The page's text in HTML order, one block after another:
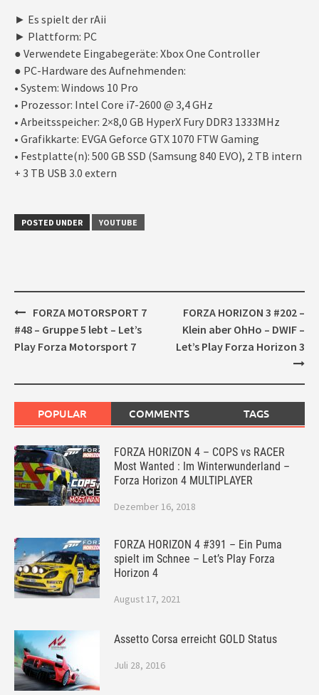
► Es spielt der rAii
► Plattform: PC
● Verwendete Eingabegeräte: Xbox One Controller
● PC-Hardware des Aufnehmenden:
• System: Windows 10 Pro
• Prozessor: Intel Core i7-2600 @ 3,4 GHz
• Arbeitsspeicher: 2×8,0 GB HyperX Fury DDR3 1333MHz
• Grafikkarte: EVGA Geforce GTX 1070 FTW Gaming
• Festplatte(n): 500 GB SSD (Samsung 840 EVO), 2 TB intern
+ 3 TB USB 3.0 extern
POSTED UNDER YOUTUBE
Post
navigation
FORZA MOTORSPORT 7
#48 – Gruppe 5 lebt – Let’s
Play Forza Motorsport 7
FORZA HORIZON 3 #202 –
Klein aber OhHo – DWIF –
Let’s Play Forza Horizon 3
POPULAR COMMENTS TAGS
FORZA HORIZON 4 – COPS vs RACER
Most Wanted : Im Winterwunderland –
Forza Horizon 4 MULTIPLAYER
Dezember 16, 2018
FORZA HORIZON 4 #391 – Ein Puma
spielt im Schnee – Let’s Play Forza
Horizon 4
August 17, 2021
Assetto Corsa erreicht GOLD Status
Juli 28, 2016